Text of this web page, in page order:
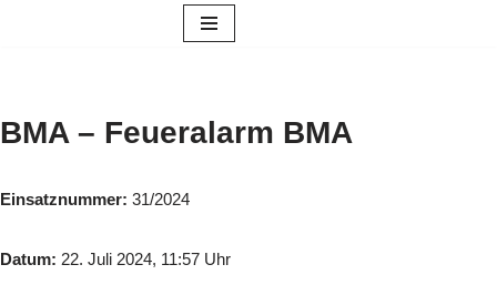
BMA – Feueralarm BMA
Einsatznummer: 31/2024
Datum: 22. Juli 2024, 11:57 Uhr